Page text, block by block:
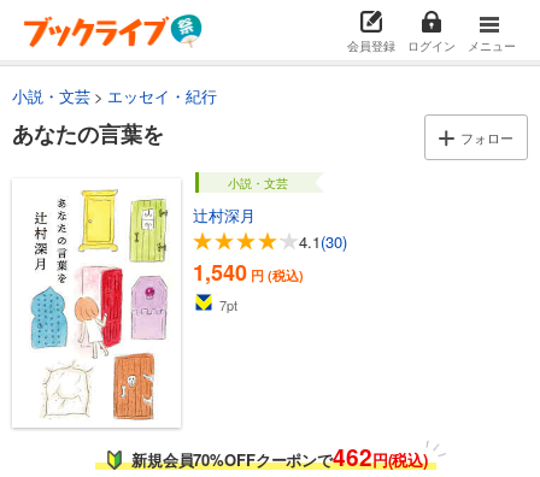
会員登録 ログイン メニュー
小説・文芸 エッセイ・紀行
あなたの言葉を フォロー
小説・文芸
辻村深月
4.1(30)
1,540 円 (税込)
7pt
新規会員70%OFFクーポンで462円(税込)